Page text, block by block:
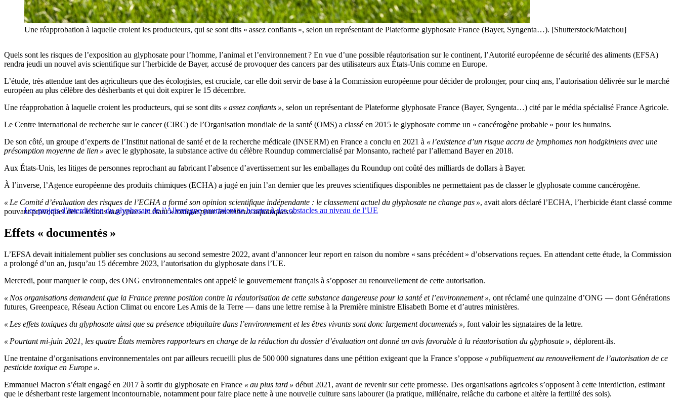
Une réapprobation à laquelle croient les producteurs, qui se sont dits « assez confiants », selon un représentant de Plateforme glyphosate France (Bayer, Syngenta…). [Shutterstock/Matchou]
Quels sont les risques de l’exposition au glyphosate pour l’homme, l’animal et l’environnement ? En vue d’une possible réautorisation sur le continent, l’Autorité européenne de sécurité des aliments (EFSA)
rendra jeudi un nouvel avis scientifique sur l’herbicide de Bayer, accusé de provoquer des cancers par des utilisateurs aux États-Unis comme en Europe.
L’étude, très attendue tant des agriculteurs que des écologistes, est cruciale, car elle doit servir de base à la Commission européenne pour décider de prolonger, pour cinq ans, l’autorisation délivrée sur le marché
européen au plus célèbre des désherbants et qui doit expirer le 15 décembre.
Une réapprobation à laquelle croient les producteurs, qui se sont dits « assez confiants », selon un représentant de Plateforme glyphosate France (Bayer, Syngenta…) cité par le média spécialisé France Agricole.
Le Centre international de recherche sur le cancer (CIRC) de l’Organisation mondiale de la santé (OMS) a classé en 2015 le glyphosate comme un « cancérogène probable » pour les humains.
De son côté, un groupe d’experts de l’Institut national de santé et de la recherche médicale (INSERM) en France a conclu en 2021 à « l’existence d’un risque accru de lymphomes non hodgkiniens avec une
présomption moyenne de lien » avec le glyphosate, la substance active du célèbre Roundup commercialisé par Monsanto, racheté par l’allemand Bayer en 2018.
Aux États-Unis, les litiges de personnes reprochant au fabricant l’absence d’avertissement sur les emballages du Roundup ont coûté des milliards de dollars à Bayer.
À l’inverse, l’Agence européenne des produits chimiques (ECHA) a jugé en juin l’an dernier que les preuves scientifiques disponibles ne permettaient pas de classer le glyphosate comme cancérogène.
Les projets d’interdiction du glyphosate de l’Allemagne pourraient se heurter à des obstacles au niveau de l’UE
« Le Comité d’évaluation des risques de l’ECHA a formé son opinion scientifique indépendante : le classement actuel du glyphosate ne change pas », avait alors déclaré l’ECHA, l’herbicide étant classé comme
pouvant provoquer des« lésions aux yeux »et étant« toxique pour les milieux aquatiques ».
Effets « documentés »
L’EFSA devait initialement publier ses conclusions au second semestre 2022, avant d’annoncer leur report en raison du nombre « sans précédent » d’observations reçues. En attendant cette étude, la Commission
a prolongé d’un an, jusqu’au 15 décembre 2023, l’autorisation du glyphosate dans l’UE.
Mercredi, pour marquer le coup, des ONG environnementales ont appelé le gouvernement français à s’opposer au renouvellement de cette autorisation.
« Nos organisations demandent que la France prenne position contre la réautorisation de cette substance dangereuse pour la santé et l’environnement », ont réclamé une quinzaine d’ONG — dont Générations
futures, Greenpeace, Réseau Action Climat ou encore Les Amis de la Terre — dans une lettre remise à la Première ministre Elisabeth Borne et d’autres ministères.
« Les effets toxiques du glyphosate ainsi que sa présence ubiquitaire dans l’environnement et les êtres vivants sont donc largement documentés », font valoir les signataires de la lettre.
« Pourtant mi-juin 2021, les quatre États membres rapporteurs en charge de la rédaction du dossier d’évaluation ont donné un avis favorable à la réautorisation du glyphosate », déplorent-ils.
Une trentaine d’organisations environnementales ont par ailleurs recueilli plus de 500 000 signatures dans une pétition exigeant que la France s’oppose « publiquement au renouvellement de l’autorisation de ce
pesticide toxique en Europe ».
Emmanuel Macron s’était engagé en 2017 à sortir du glyphosate en France « au plus tard » début 2021, avant de revenir sur cette promesse. Des organisations agricoles s’opposent à cette interdiction, estimant
que le désherbant reste largement incontournable, notamment pour faire place nette à une nouvelle culture sans labourer (la pratique, millénaire, relâche du carbone et altère la fertilité des sols).